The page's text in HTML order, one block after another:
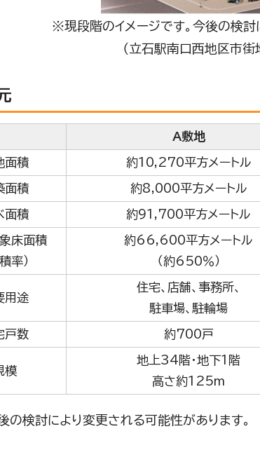
※現段階のイメージです。今後の検討
（立石駅南口西地区市
A敷地
面積 約10,270平方メートル
面積 約8,000平方メートル
面積 約91,700平方メートル
床面積
率）
約66,600平方メートル
（約650％）
用途
住宅、店舗、事務所、
駐車場、駐輪場
戸数 約700戸
模
地上34階・地下1階
高さ約125m
討により変更される可能性があります。